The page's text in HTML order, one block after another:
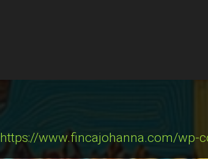
https://www.fincajohanna.com/wp-